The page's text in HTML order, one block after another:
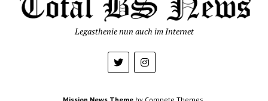
Legasthenie nun auch im Internet